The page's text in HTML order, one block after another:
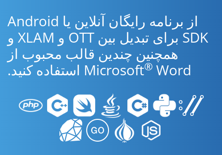
از برنامه رایگان آنلاین یا Android
SDK برای تبدیل بین OTT و XLAM و
همچنین چندین قالب محبوب از
Microsoft® Word استفاده کنید.